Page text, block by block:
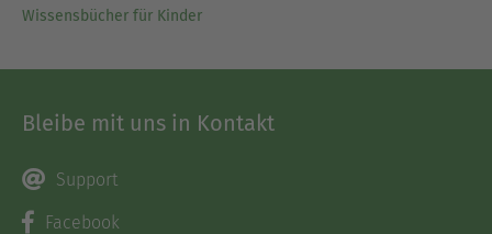
Wissensbücher für Kinder
Bleibe mit uns in Kontakt
Support
Facebook